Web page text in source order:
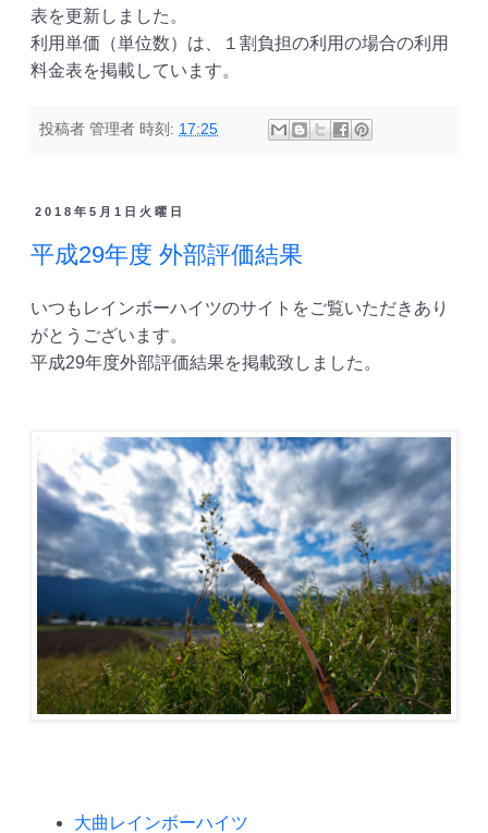
表を更新しました。
利用単価（単位数）は、１割負担の利用の場合の利用
料金表を掲載しています。
投稿者 管理者 時刻: 17:25
2018年5月1日火曜日
平成29年度 外部評価結果
いつもレインボーハイツのサイトをご覧いただきあり
がとうございます。
平成29年度外部評価結果を掲載致しました。
大曲レインボーハイツ